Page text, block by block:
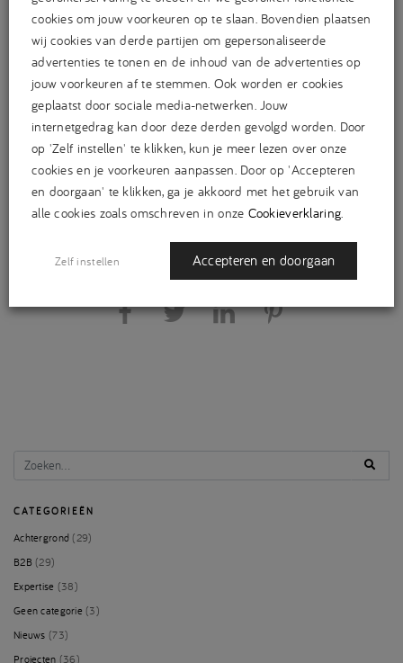
CATEGORIEËN
Achtergrond (29)
B2B(29)
Expertise (38)
Geen categorie (3)
Nieuws (73)
Projecten (36)
cookies om jouw voorkeuren op te slaan. Bovendien plaatsen
wij cookies van derde partijen om gepersonaliseerde
advertenties te tonen en de inhoud van de advertenties op
jouw voorkeuren af te stemmen. Ook worden er cookies
geplaatst door sociale media-netwerken. Jouw
internetgedrag kan door deze derden gevolgd worden. Door
op 'Zelf instellen' te klikken, kun je meer lezen over onze
cookies en je voorkeuren aanpassen. Door op 'Accepteren
en doorgaan' te klikken, ga je akkoord met het gebruik van
alle cookies zoals omschreven in onze Cookieverklaring
Zelf instellen Accepteren en doorgaan